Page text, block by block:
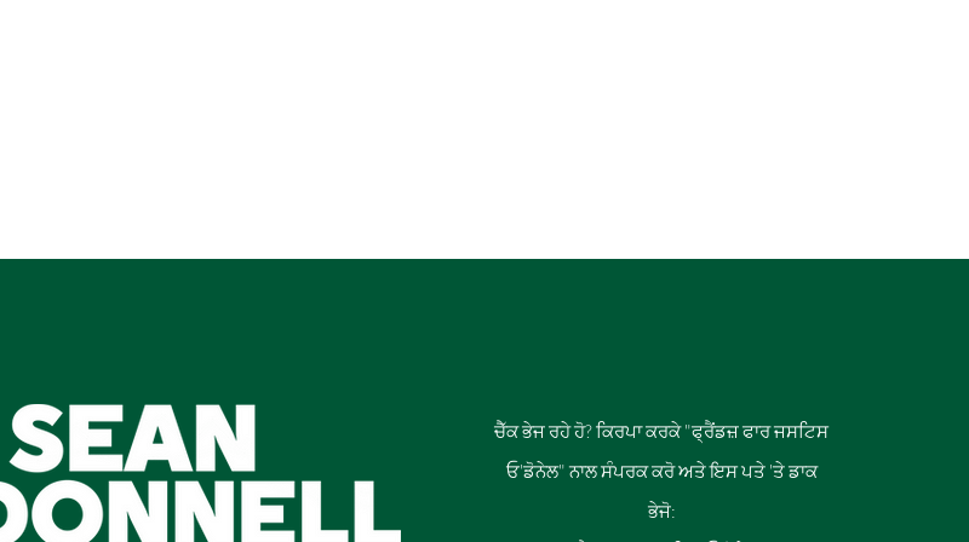
ਚੈੱਕ ਭੇਜ ਰਹੇ ਹੋ? ਕਿਰਪਾ ਕਰਕੇ "ਫ੍ਰੈਂਡਜ਼ ਫਾਰ ਜਸਟਿਸ
ਓ'ਡੋਨੇਲ" ਨਾਲ ਸੰਪਰਕ ਕਰੋ ਅਤੇ ਇਸ ਪਤੇ 'ਤੇ ਡਾਕ
ਭੇਜੋ: